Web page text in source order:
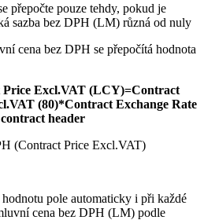
přepočte pouze tehdy, pokud je
sazba bez DPH (LM) různá od nuly
cena bez DPH se přepočítá hodnota
Price Excl.VAT (LCY)=Contract
(80)*Contract Exchange Rate
header
(Contract Price Excl.VAT)
hodnotu pole automaticky i při každé
cena bez DPH (LM) podle